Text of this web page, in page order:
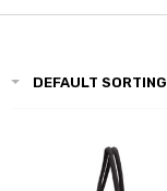
DEFAULT SORTING